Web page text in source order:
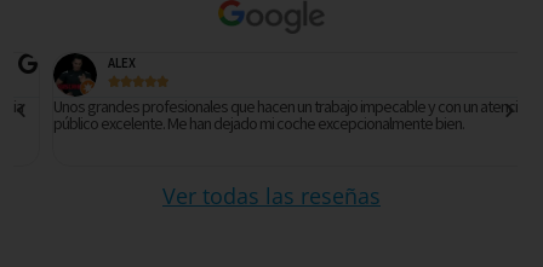
ALEX
 
Unos grandes profesionales que hacen un trabajo impecable y con un atención al
público excelente. Me han dejado mi coche excepcionalmente bien.
Ver todas las reseñas